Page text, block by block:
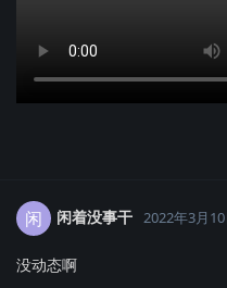
闲 闲着没事干 2022年3月10
没动态啊